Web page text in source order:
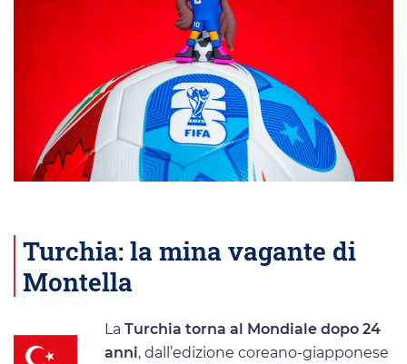
Turchia: la mina vagante di
Montella
La Turchia torna al Mondiale dopo 24
anni, dall’edizione coreano-giapponese